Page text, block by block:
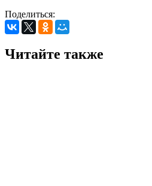
Поделиться:
Читайте также